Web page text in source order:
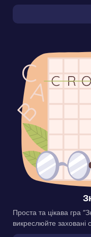
Проста та цікава гра
викреслюйте заховані